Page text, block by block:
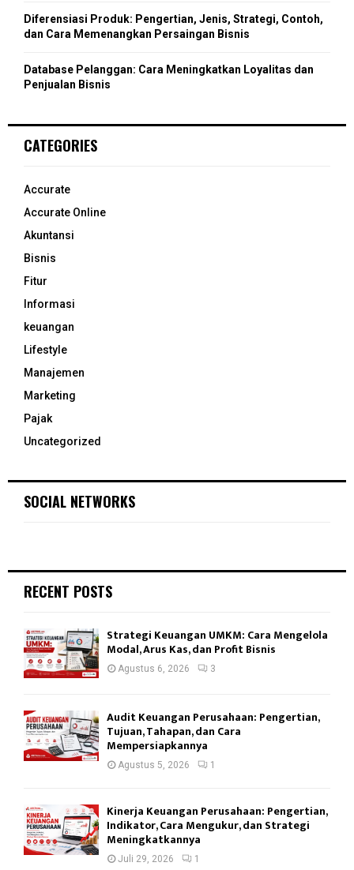
Diferensiasi Produk: Pengertian, Jenis, Strategi, Contoh,
dan Cara Memenangkan Persaingan Bisnis
Database Pelanggan: Cara Meningkatkan Loyalitas dan
Penjualan Bisnis
CATEGORIES
Accurate
Accurate Online
Akuntansi
Bisnis
Fitur
Informasi
keuangan
Lifestyle
Manajemen
Marketing
Pajak
Uncategorized
SOCIAL NETWORKS
RECENT POSTS
Strategi Keuangan UMKM: Cara Mengelola
Modal, Arus Kas, dan Profit Bisnis
Agustus 6, 2026 3
Audit Keuangan Perusahaan: Pengertian,
Tujuan, Tahapan, dan Cara
Mempersiapkannya
Agustus 5, 2026 1
Kinerja Keuangan Perusahaan: Pengertian,
Indikator, Cara Mengukur, dan Strategi
Meningkatkannya
Juli 29, 2026 1